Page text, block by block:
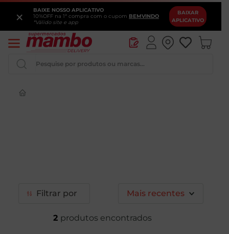
BAIXE NOSSO APLICATIVO
10%OFF na 1ª compra com o cupom BEMVINDO
*Válido site e app
BAIXAR
APLICATIVO
×
Pesquise por produtos ou marcas...
Filtrar Mais recentes
2